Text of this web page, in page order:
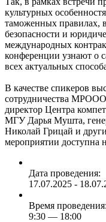
культурных
таможенных правилах,
безопасности и
международных
конференции узнают о
всех актуальных
В качестве спикеров
сотрудничества
директор Центра
МГУ Дарья Мушта,
Николай Грицай и
мероприятии доступна
Дата проведения:
17.07.2025 -
Время проведения:
9:30 — 18:00